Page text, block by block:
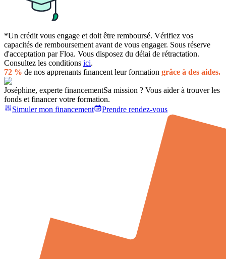
*Un crédit vous engage et doit être remboursé. Vérifiez vos
capacités de remboursement avant de vous engager. Sous réserve
d'acceptation par Floa. Vous disposez du délai de rétractation.
Consultez les conditions ici.
72 % de nos apprenants financent leur formation grâce à des aides.
Joséphine, experte financementSa mission ? Vous aider à trouver les
fonds et financer votre formation.
Simuler mon financement
Prendre rendez-vous